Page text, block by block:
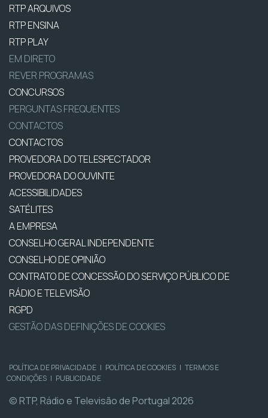
RTP ARQUIVOS
RTP ENSINA
RTP PLAY
EM DIRETO
REVER PROGRAMAS
CONCURSOS
PERGUNTAS FREQUENTES
CONTACTOS
CONTACTOS
PROVEDORA DO TELESPECTADOR
PROVEDORA DO OUVINTE
ACESSIBILIDADES
SATÉLITES
A EMPRESA
CONSELHO GERAL INDEPENDENTE
CONSELHO DE OPINIÃO
CONTRATO DE CONCESSÃO DO SERVIÇO PÚBLICO DE
RÁDIO E TELEVISÃO
RGPD
GESTÃO DAS DEFINIÇÕES DE COOKIES
POLÍTICA DE PRIVACIDADE | POLÍTICA DE COOKIES | TERMOS E
CONDIÇÕES | PUBLICIDADE
© RTP, Rádio e Televisão de Portugal 2026